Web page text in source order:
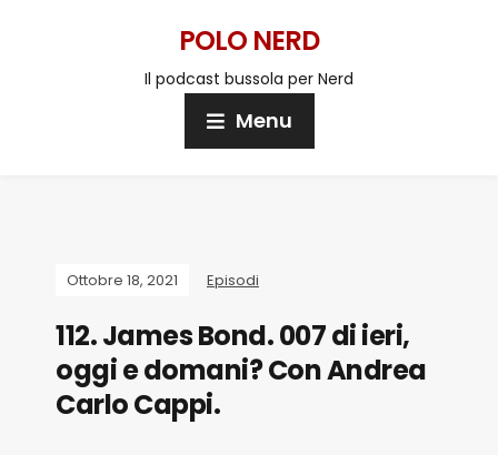
POLO NERD
Il podcast bussola per Nerd
Menu
Ottobre 18, 2021 Episodi
112. James Bond. 007 di ieri,
oggi e domani? Con Andrea
Carlo Cappi.